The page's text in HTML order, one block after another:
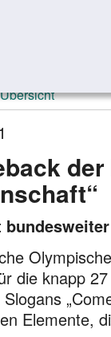
die knapp
Elemente,